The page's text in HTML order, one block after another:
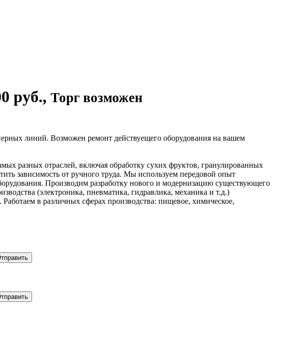
руб., Торг возможен
линий. Возможен ремонт действуещего оборудования на вашем
разных отраслей, включая обработку сухих фруктов, гранулированных
зависимость от ручного труда. Мы используем передовой опыт
Производим разработку нового и модернизацию существующего
(электроника, пневматика, гидравлика, механика и т.д.)
в различных сферах производства: пищевое, химическое,